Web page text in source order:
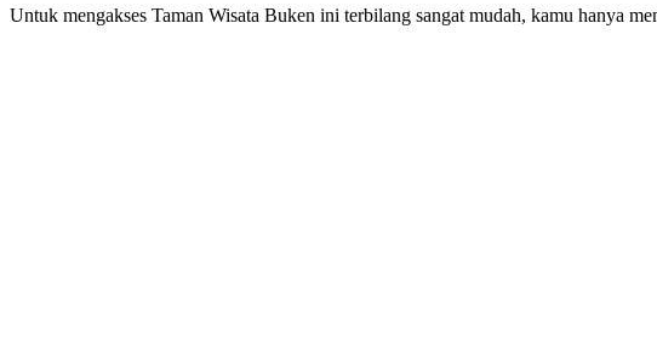
Untuk mengakses Taman Wisata Buken ini terbilang sangat mudah, kamu hanya